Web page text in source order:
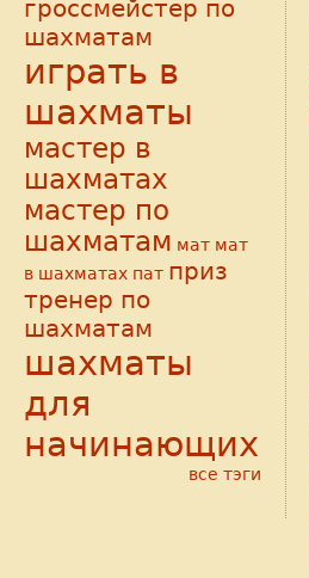
гроссмейстер по
шахматам
играть в
шахматы
мастер в
шахматах
мастер по
шахматам мат мат
в шахматах пат приз
тренер по
шахматам
шахматы
для
начинающих
все тэги